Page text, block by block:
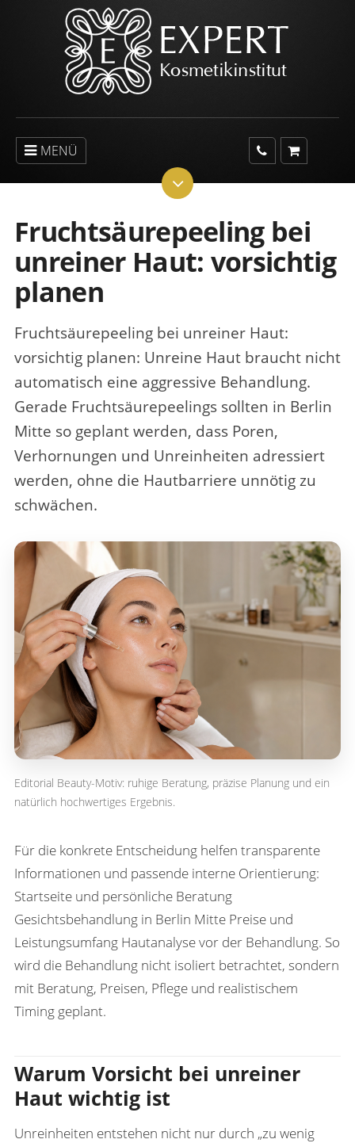
MENÜ
Fruchtsäurepeeling bei
unreiner Haut: vorsichtig
planen
Fruchtsäurepeeling bei unreiner Haut:
vorsichtig planen: Unreine Haut braucht nicht
automatisch eine aggressive Behandlung.
Gerade Fruchtsäurepeelings sollten in Berlin
Mitte so geplant werden, dass Poren,
Verhornungen und Unreinheiten adressiert
werden, ohne die Hautbarriere unnötig zu
schwächen.
Editorial Beauty-Motiv: ruhige Beratung, präzise Planung und ein
natürlich hochwertiges Ergebnis.
Für die konkrete Entscheidung helfen transparente
Informationen und passende interne Orientierung:
Startseite und persönliche Beratung
Gesichtsbehandlung in Berlin Mitte Preise und
Leistungsumfang Hautanalyse vor der Behandlung. So
wird die Behandlung nicht isoliert betrachtet, sondern
mit Beratung, Preisen, Pflege und realistischem
Timing geplant.
Warum Vorsicht bei unreiner
Haut wichtig ist
Unreinheiten entstehen nicht nur durch „zu wenig